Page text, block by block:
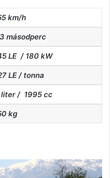
km/h
másodperc
LE / 180 kW
LE / tonna
/ 1995 cc
kg